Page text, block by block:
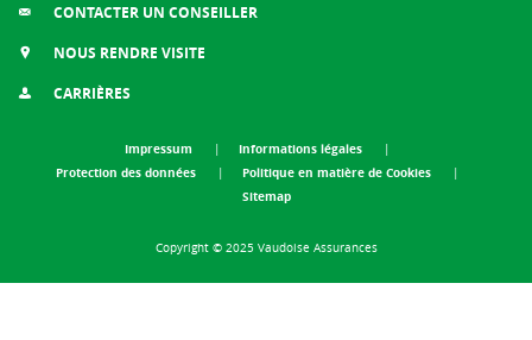
CONTACTER UN CONSEILLER
NOUS RENDRE VISITE
CARRIÈRES
Impressum
Informations légales
Protection des données
Politique en matière de Cookies
Sitemap
Copyright © 2025 Vaudoise Assurances